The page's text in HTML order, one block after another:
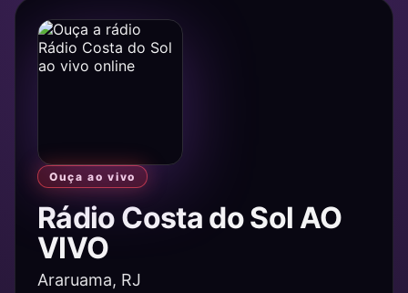
Ouça ao vivo
Rádio Costa do Sol AO
VIVO
Araruama, RJ